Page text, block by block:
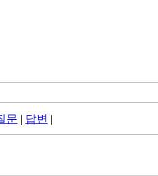
문 | 답변 |